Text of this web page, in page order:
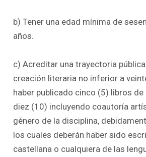
b) Tener una edad mínima de
años.
c) Acreditar una trayectoria
creación literaria no inferior a
haber publicado cinco (5) libros
diez (10) incluyendo coautoría
género de la disciplina,
los cuales deberán haber sido
castellana o cualquiera de las